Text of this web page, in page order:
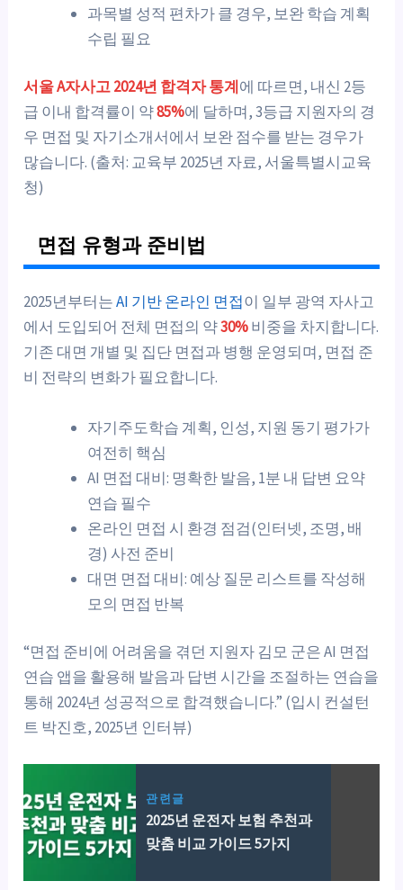
과목별 성적 편차가 클 경우, 보완 학습 계획
수립 필요
서울 A자사고 2024년 합격자 통계에 따르면, 내신 2등
급 이내 합격률이 약85%에 달하며, 3등급 지원자의 경
우 면접 및 자기소개서에서 보완 점수를 받는 경우가
많습니다. (출처: 교육부 2025년 자료, 서울특별시교육
청)
면접 유형과 준비법
2025년부터는AI 기반 온라인 면접이 일부 광역 자사고
에서 도입되어 전체 면접의 약30%비중을 차지합니다.
기존 대면 개별 및 집단 면접과 병행 운영되며, 면접 준
비 전략의 변화가 필요합니다.
자기주도학습 계획, 인성, 지원 동기 평가가
여전히 핵심
AI 면접 대비: 명확한 발음, 1분 내 답변 요약
연습 필수
온라인 면접 시 환경 점검(인터넷, 조명, 배
경) 사전 준비
대면 면접 대비: 예상 질문 리스트를 작성해
모의 면접 반복
“면접 준비에 어려움을 겪던 지원자 김모 군은 AI 면접
연습 앱을 활용해 발음과 답변 시간을 조절하는 연습을
통해 2024년 성공적으로 합격했습니다.” (입시 컨설턴
트 박진호, 2025년 인터뷰)
관련글
2025년 운전자 보험 추천과
맞춤 비교 가이드 5가지